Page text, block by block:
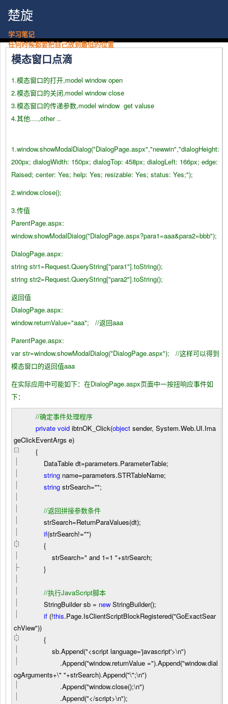
楚旋
学习笔记
任何时候都要把自己放到最低的位置
模态窗口点滴
1.模态窗口的打开,model window open
2.模态窗口的关闭,model window close
3.模态窗口的传递参数,model window get valuse
4.其他....,other ..
1.window.showModalDialog("DialogPage.aspx","newwin","dialogHeight:
200px; dialogWidth: 150px; dialogTop: 458px; dialogLeft: 166px; edge:
Raised; center: Yes; help: Yes; resizable: Yes; status: Yes;");
2.window.close();
3.传值
ParentPage.aspx:
window.showModalDialog("DialogPage.aspx?para1=aaa&para2=bbb");
DialogPage.aspx:
string str1=Request.QueryString["para1"].toString();
string str2=Request.QueryString["para2"].toString();
返回值
DialogPage.aspx:
window.returnValue="aaa"; //返回aaa
ParentPage.aspx:
var str=window.showModalDialog("DialogPage.aspx"); //这样可以得到
模态窗口的返回值aaa
在实际应用中可能如下：在DialogPage.aspx页面中一按扭响应事件如
下：
//确定事件处理程序
private void ibtnOK_Click(object sender, System.Web.UI.Ima
geClickEventArgs e)
{
DataTable dt=parameters.ParameterTable;
string name=parameters.STRTableName;
string strSearch="";
//返回拼接参数条件
strSearch=ReturnParaValues(dt);
if(strSearch!="")
{
strSearch=" and 1=1 "+strSearch;
}
//执行JavaScript脚本
StringBuilder sb = new StringBuilder();
if (!this.Page.IsClientScriptBlockRegistered("GoExactSear
chView"))
{
sb.Append("<script language='javascript'>\n")
.Append("window.returnValue =").Append("window.dial
ogArguments+\" "+strSearch).Append("\";\n")
.Append("window.close();\n")
.Append("</script>\n");